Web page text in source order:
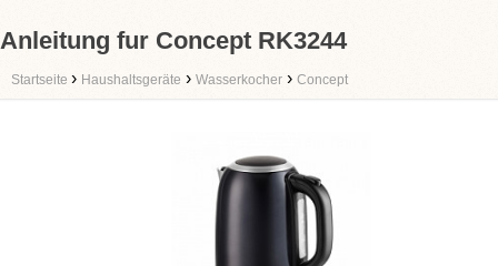
Anleitung fur Concept RK3244
Startseite › Haushaltsgeräte › Wasserkocher › Concept